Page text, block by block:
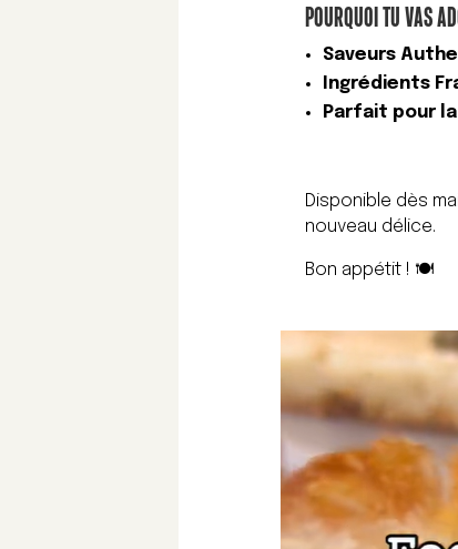
POURQUOI TU VAS
Saveurs
Ingrédients
Parfait pour la
Disponible dès
nouveau délice.
Bon appétit ! 🍽️